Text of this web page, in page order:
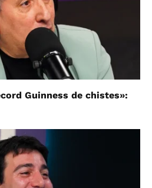
Guinness de chistes»: